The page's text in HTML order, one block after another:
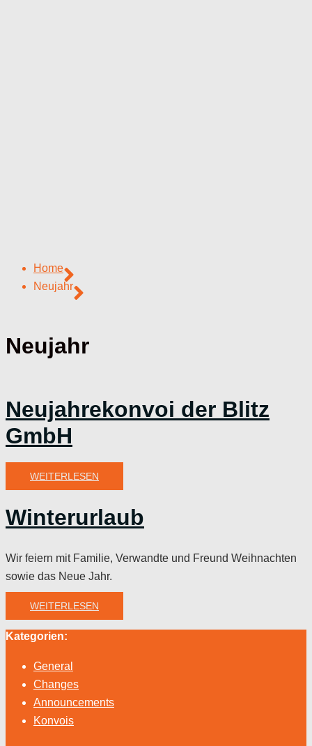
Home
Neujahr
Neujahr
Neujahrekonvoi der Blitz
GmbH
WEITERLESEN
Winterurlaub
Wir feiern mit Familie, Verwandte und Freund Weihnachten
sowie das Neue Jahr.
WEITERLESEN
Kategorien:
General
Changes
Announcements
Konvois